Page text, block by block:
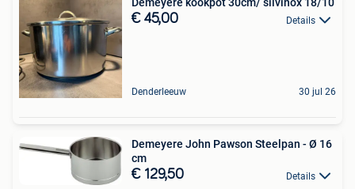
Demeyere kookpot 30cm/ silvinox 18/10
€ 45,00 Details
Denderleeuw 30 jul 26
Demeyere John Pawson Steelpan - Ø 16
cm
€ 129,50 Details